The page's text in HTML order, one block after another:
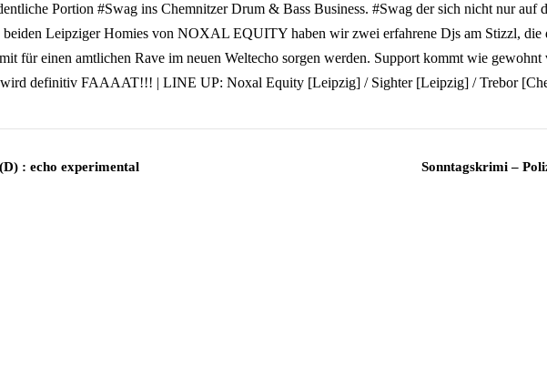
Portion #Swag ins Chemnitzer Drum & Bass Business. #Swag der sich nicht nur auf
Leipziger Homies von NOXAL EQUITY haben wir zwei erfahrene Djs am Stizzl, die
für einen amtlichen Rave im neuen Weltecho sorgen werden. Support kommt wie
definitiv FAAAAT!!! | LINE UP: Noxal Equity [Leipzig] / Sighter [Leipzig] / Trebor
: echo experimental Sonntagskrimi –